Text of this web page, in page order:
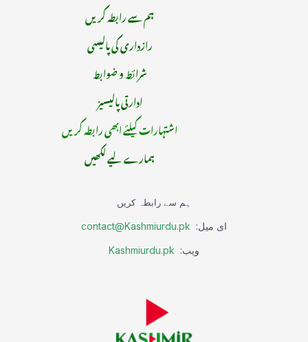
ہم سے رابطہ کریں
رازداری کی پالیسی
شرائط و ضوابط
ادارتی پالیسیز
اشتہارات کیلئے ابھی رابطہ کریں
ہمارے لیے لکھیں
ہم سے رابطہ کریں
ای میل: contact@Kashmiurdu.pk
ویب: Kashmiurdu.pk